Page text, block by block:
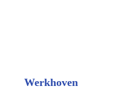
Werkhoven